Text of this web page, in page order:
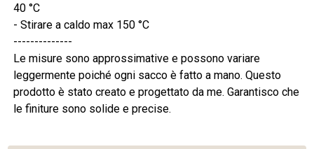
40 °C
- Stirare a caldo max 150 °C
--------------
Le misure sono approssimative e possono variare
leggermente poiché ogni sacco è fatto a mano. Questo
prodotto è stato creato e progettato da me. Garantisco che
le finiture sono solide e precise.